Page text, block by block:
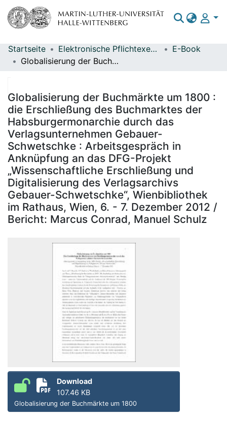
Bereiche & Sammlungen
Statistiken
Startseite Elektronische Pflichtexemplare
E-Book
Globalisierung der Buchmärkte um 1800 : die Erschließung des Buchmarktes der Habsburgermonarchie durch das Verlagsunternehmen Gebauer-Schwetschke : Arbeitsgespräch in Anknüpfung an das DFG-Projekt „Wissenschaftliche Erschließung und Digitalisierung des Verlagsarchivs Gebauer-Schwetschke“, Wienbibliothek im Rathaus, Wien, 6. - 7. Dezember 2012 / Bericht: Marcus Conrad, Manuel Schulz
Globalisierung der Buchmärkte um 1800 :
die Erschließung des Buchmarktes der
Habsburgermonarchie durch das
Verlagsunternehmen Gebauer-
Schwetschke : Arbeitsgespräch in
Anknüpfung an das DFG-Projekt
„Wissenschaftliche Erschließung und
Digitalisierung des Verlagsarchivs
Gebauer-Schwetschke“, Wienbibliothek
im Rathaus, Wien, 6. - 7. Dezember 2012 /
Bericht: Marcus Conrad, Manuel Schulz
Download
107.46 KB
Globalisierung der Buchmärkte um 1800